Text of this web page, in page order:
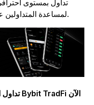
تداول بمستوى
تداول الأسهم والمؤشرات بدون رسوم على Bybit TradFi الآن